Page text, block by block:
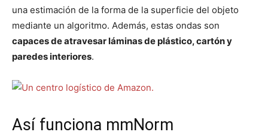
una estimación de la forma de la superficie del objeto
mediante un algoritmo. Además, estas ondas son
capaces de atravesar láminas de plástico, cartón y
paredes interiores.
Así funciona mmNorm